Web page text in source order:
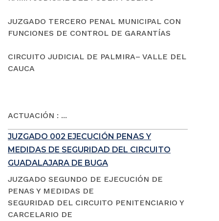
JUZGADO TERCERO PENAL MUNICIPAL CON
FUNCIONES DE CONTROL DE GARANTÍAS
CIRCUITO JUDICIAL DE PALMIRA– VALLE DEL
CAUCA
ACTUACIÓN : ...
JUZGADO 002 EJECUCIÓN PENAS Y
MEDIDAS DE SEGURIDAD DEL CIRCUITO
GUADALAJARA DE BUGA
JUZGADO SEGUNDO DE EJECUCIÓN DE
PENAS Y MEDIDAS DE
SEGURIDAD DEL CIRCUITO PENITENCIARIO Y
CARCELARIO DE